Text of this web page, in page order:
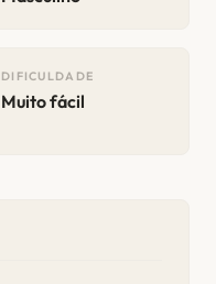
DIFICULDADE
Muito fácil